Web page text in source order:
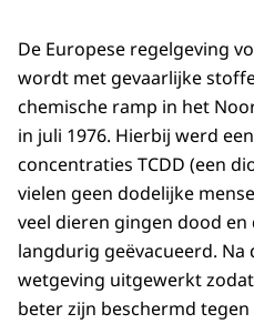
De Europese regelgeving
wordt met gevaarlijke
chemische ramp in het
in juli 1976. Hierbij werd
concentraties TCDD (een
vielen geen dodelijke
veel dieren gingen dood
langdurig geëvacueerd. Na
wetgeving uitgewerkt
beter zijn beschermd